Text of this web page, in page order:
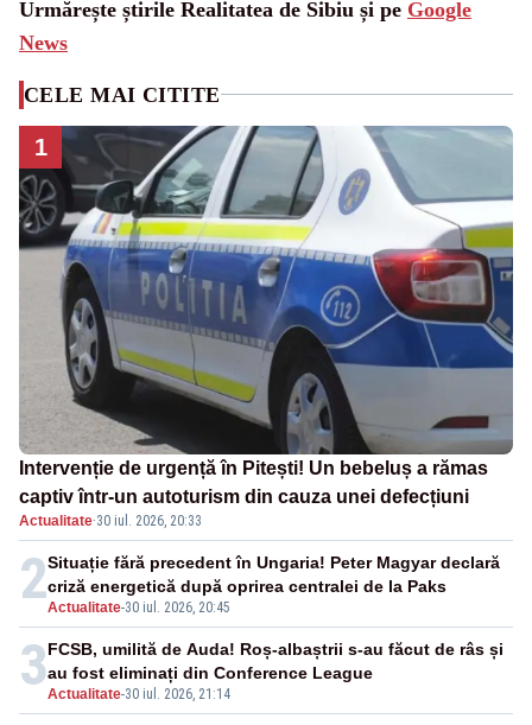
Urmărește știrile Realitatea de Sibiu și pe Google
News
CELE MAI CITITE
1
Intervenție de urgență în Pitești! Un bebeluș a rămas
captiv într-un autoturism din cauza unei defecțiuni
Actualitate·30 iul. 2026, 20:33
2Actualitate-30 iul. 2026, 20:45
Situație fără precedent în Ungaria! Peter Magyar declară
criză energetică după oprirea centralei de la Paks
3Actualitate-30 iul. 2026, 21:14
FCSB, umilită de Auda! Roș-albaștrii s-au făcut de râs și
au fost eliminați din Conference League